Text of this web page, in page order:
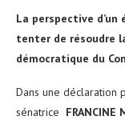
La perspective d’un
tenter de résoudre
démocratique du
Dans une déclaration
sénatrice FRANCINE